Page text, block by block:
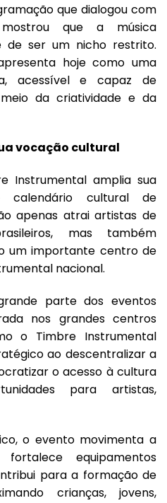
que dialogou com
que a música
de ser um nicho restrito.
hoje como uma
acessível e capaz de
da criatividade e da
vocação cultural
Instrumental amplia sua
calendário cultural de
apenas atrai artistas de
mas também
um importante centro de
nacional.
parte dos eventos
nos grandes centros
o Timbre Instrumental
ao descentralizar a
o acesso à cultura
para artistas,
o evento movimenta a
equipamentos
para a formação de
crianças, jovens,